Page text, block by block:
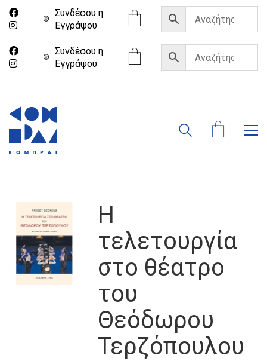
Συνδέσου η
Eγγράψου
Συνδέσου η
Eγγράψου
Η
τελετουργία
στο θέατρο
του
Θεόδωρου
Τερζόπουλου